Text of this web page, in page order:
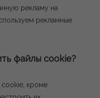
рекламу на
рекламные
файлы cookie?
cookie, кроме